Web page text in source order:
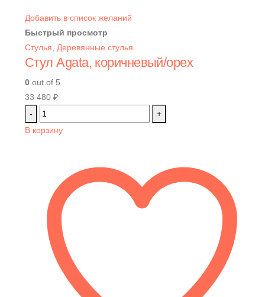
Добавить в список желаний
Быстрый просмотр
Стулья
Деревянные стулья
Стул Agata, коричневый/орех
0 out of 5
33 480 ₽
-
+
В корзину